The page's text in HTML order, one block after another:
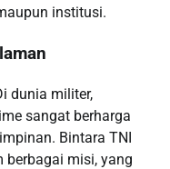
institusi.
dunia militer,
sangat berharga
Bintara TNI
misi, yang